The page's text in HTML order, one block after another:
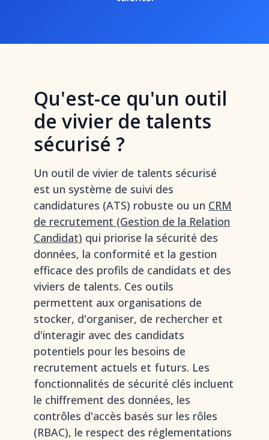
Qu'est-ce qu'un outil
de vivier de talents
sécurisé ?
Un outil de vivier de talents sécurisé
est un système de suivi des
candidatures (ATS) robuste ou un CRM
de recrutement (Gestion de la Relation
Candidat) qui priorise la sécurité des
données, la conformité et la gestion
efficace des profils de candidats et des
viviers de talents. Ces outils
permettent aux organisations de
stocker, d'organiser, de rechercher et
d'interagir avec des candidats
potentiels pour les besoins de
recrutement actuels et futurs. Les
fonctionnalités de sécurité clés incluent
le chiffrement des données, les
contrôles d'accès basés sur les rôles
(RBAC), le respect des réglementations